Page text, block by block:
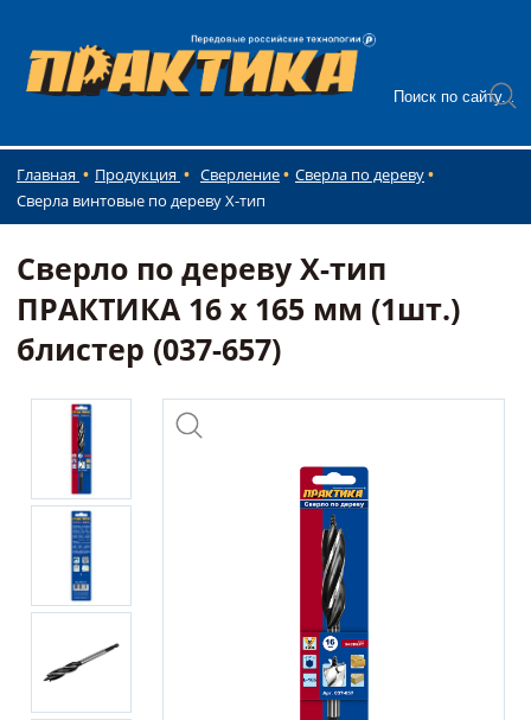
Главная Продукция Сверление
Сверла по дереву
Сверла винтовые по дереву X-тип
Сверло по дереву Х-тип
ПРАКТИКА 16 х 165 мм (1шт.)
блистер (037-657)